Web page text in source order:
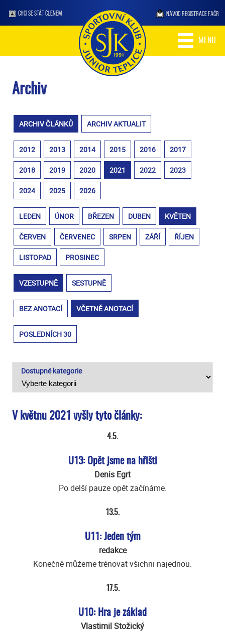
CHCI SE STÁT ČLENEM NÁVOD REGISTRACE FAČR
MENU
Archiv
ARCHIV ČLÁNKŮ ARCHIV AKTUALIT
2012 2013 2014 2015 2016 2017
2018 2019 2020 2021 2022 2023
2024 2025 2026
LEDEN ÚNOR BŘEZEN DUBEN KVĚTEN
ČERVEN ČERVENEC SRPEN ZÁŘÍ ŘÍJEN
LISTOPAD PROSINEC
VZESTUPNĚ SESTUPNĚ
BEZ ANOTACÍ VČETNĚ ANOTACÍ
POSLEDNÍCH 30
Dostupné kategorie
V květnu 2021 vyšly tyto články:
4.5.
U13: Opět jsme na hřišti
Denis Egrt
Po delší pauze opět začínáme.
13.5.
U11: Jeden tým
redakce
Konečně můžeme trénovat všichni najednou.
17.5.
U10: Hra je základ
Vlastimil Stožický